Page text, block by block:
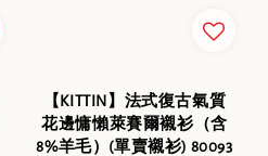
【KITTIN】法式復古氣質
花邊慵懶萊賽爾襯衫（含
8%羊毛）(單賣襯衫) 80093